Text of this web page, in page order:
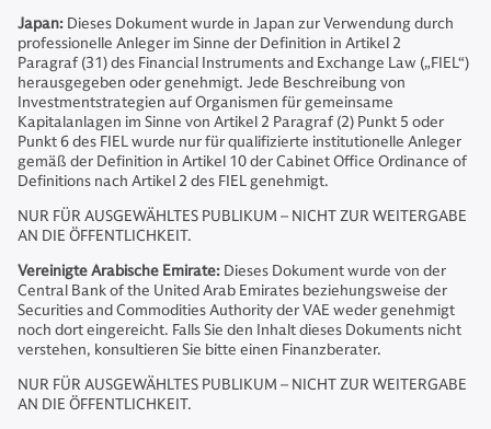
Japan: Dieses Dokument wurde in Japan zur Verwendung durch
professionelle Anleger im Sinne der Definition in Artikel 2
Paragraf (31) des Financial Instruments and Exchange Law („FIEL“)
herausgegeben oder genehmigt. Jede Beschreibung von
Investmentstrategien auf Organismen für gemeinsame
Kapitalanlagen im Sinne von Artikel 2 Paragraf (2) Punkt 5 oder
Punkt 6 des FIEL wurde nur für qualifizierte institutionelle Anleger
gemäß der Definition in Artikel 10 der Cabinet Office Ordinance of
Definitions nach Artikel 2 des FIEL genehmigt.
NUR FÜR AUSGEWÄHLTES PUBLIKUM – NICHT ZUR WEITERGABE
AN DIE ÖFFENTLICHKEIT.
Vereinigte Arabische Emirate: Dieses Dokument wurde von der
Central Bank of the United Arab Emirates beziehungsweise der
Securities and Commodities Authority der VAE weder genehmigt
noch dort eingereicht. Falls Sie den Inhalt dieses Dokuments nicht
verstehen, konsultieren Sie bitte einen Finanzberater.
NUR FÜR AUSGEWÄHLTES PUBLIKUM – NICHT ZUR WEITERGABE
AN DIE ÖFFENTLICHKEIT.